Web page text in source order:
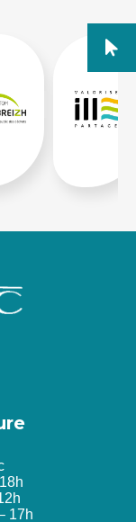
17h